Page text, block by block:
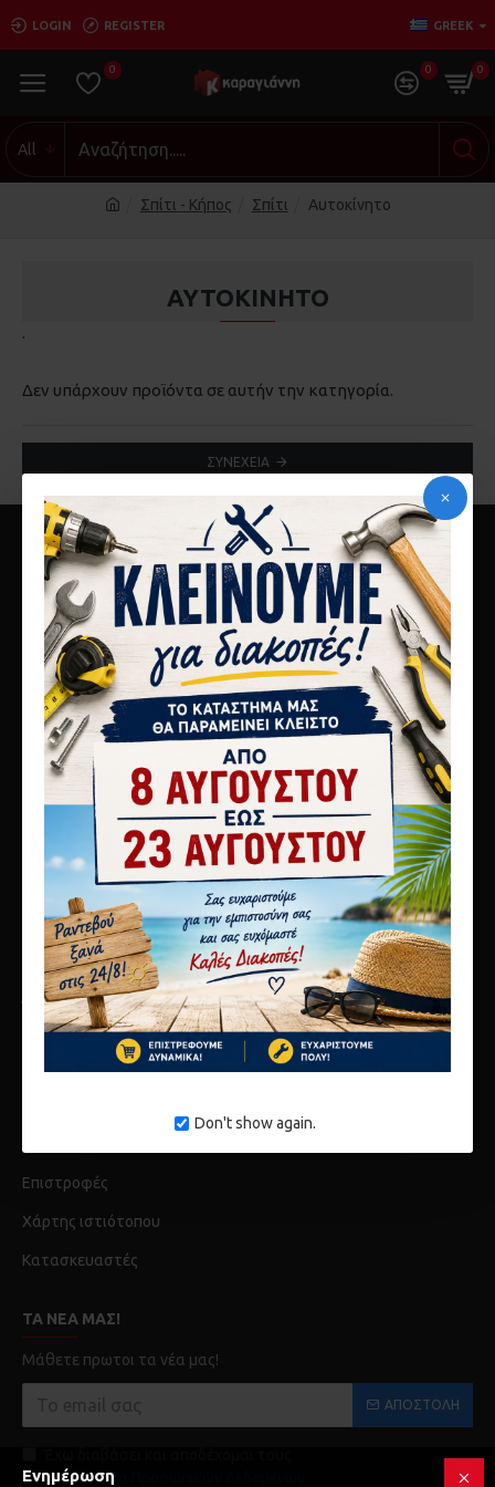
Don't show again.
LOGIN REGISTER GREEK
0 0 0
All
Σπίτι - Κήπος Σπίτι Αυτοκίνητο
ΑΥΤΟΚΊΝΗΤΟ
.
Δεν υπάρχουν προϊόντα σε αυτήν την κατηγορία.
ΣΥΝΈΧΕΙΑ
10ο χλμ Αθηνών Λαμίας
Μεταμόρφωση 14451
τηλ 2117808440
info@karagianni.com
Λίγα λόγια για εμάς
Αποστολές
Τρόποι πληρωμής
Όροι
Λογαριασμός
Επιστροφές
Χάρτης ιστιότοπου
Κατασκευαστές
ΤΑ ΝΈΑ ΜΑΣ!
Μάθετε πρωτοι τα νέα μας!
ΑΠΟΣΤΟΛΉ
Προστασία Προσωπικών Δεδομένων
Ενημέρωση